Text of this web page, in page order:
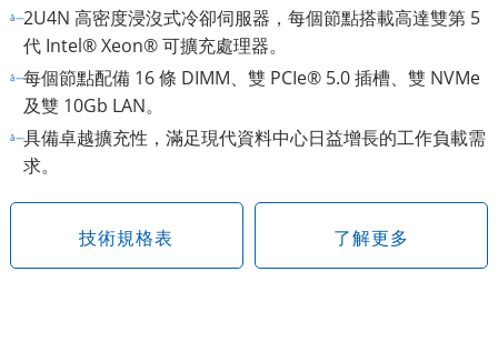
2U4N 高密度浸沒式冷卻伺服器，每個節點搭載高達雙第 5
代 Intel® Xeon® 可擴充處理器。
每個節點配備 16 條 DIMM、雙 PCIe® 5.0 插槽、雙 NVMe
及雙 10Gb LAN。
具備卓越擴充性，滿足現代資料中心日益增長的工作負載需
求。
技術規格表 了解更多